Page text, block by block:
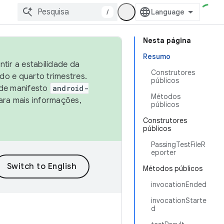
/
Nesta página
Resumo
Construtores
públicos
Métodos
públicos
Construtores
públicos
PassingTestFileR
eporter
Métodos públicos
invocationEnded
invocationStarte
d
a estabilidade da
e quarto trimestres.
manifesto
android-
mais informações,